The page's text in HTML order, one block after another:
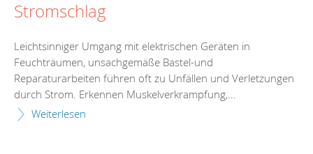
Stromschlag
Leichtsinniger Umgang mit elektrischen Geräten in
Feuchträumen, unsachgemäße Bastel-und
Reparaturarbeiten führen oft zu Unfällen und Verletzungen
durch Strom. Erkennen Muskelverkrampfung,...
Weiterlesen